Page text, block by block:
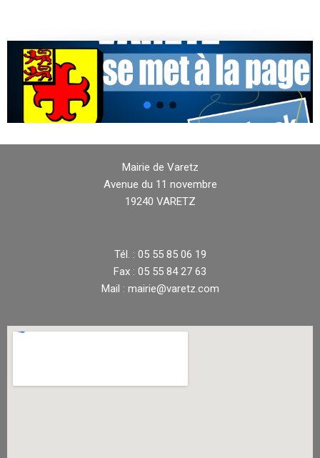
Mairie de Varetz
Avenue du 11 novembre
19240 VARETZ
Tél. : 05 55 85 06 19
Fax : 05 55 84 27 63
Mail : mairie@varetz.com